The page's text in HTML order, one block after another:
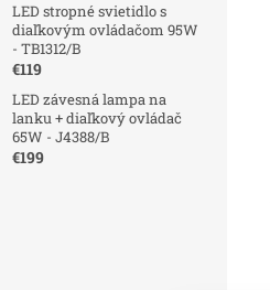
LED stropné svietidlo s
diaľkovým ovládačom 95W
- TB1312/B
€119
LED závesná lampa na
lanku + diaľkový ovládač
65W - J4388/B
€199